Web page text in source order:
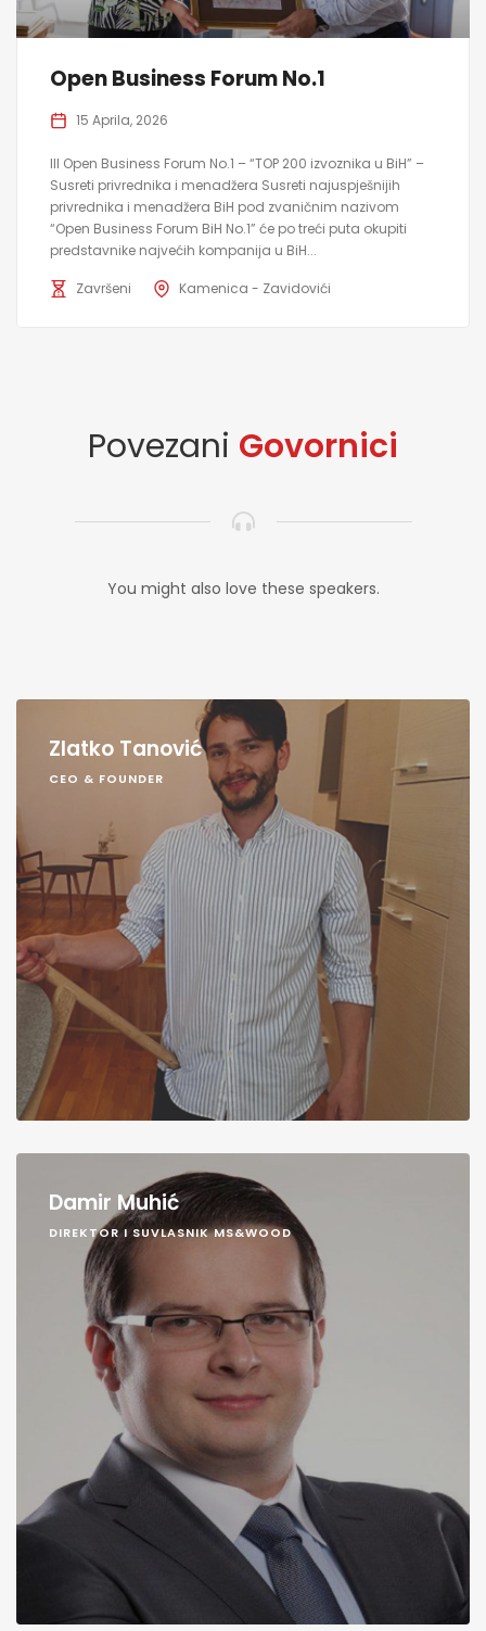
Open Business Forum No.1
15 Aprila, 2026
III Open Business Forum No.1 – “TOP 200 izvoznika u BiH” –
Susreti privrednika i menadžera Susreti najuspješnijih
privrednika i menadžera BiH pod zvaničnim nazivom
“Open Business Forum BiH No.1” će po treći puta okupiti
predstavnike najvećih kompanija u BiH...
Završeni Kamenica - Zavidovići
Povezani Govornici
You might also love these speakers.
Zlatko Tanović
CEO & FOUNDER
Damir Muhić
DIREKTOR I SUVLASNIK MS&WOOD